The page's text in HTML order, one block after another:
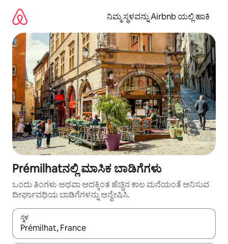
ಹೋಗಿ
ನಿಮ್ಮ ಸ್ಥಳವನ್ನು Airbnb ಯಲ್ಲಿ ಹಾಕಿ
Prémilhatನಲ್ಲಿ ಮಾಸಿಕ ಬಾಡಿಗೆಗಳು
ಒಂದು ತಿಂಗಳು ಅಥವಾ ಅದಕ್ಕಿಂತ ಹೆಚ್ಚಿನ ಕಾಲ ಮನೆಯಂತೆ ಅನಿಸುವ
ದೀರ್ಘಾವಧಿಯ ಬಾಡಿಗೆಗಳನ್ನು ಅನ್ವೇಷಿಸಿ.
ಸ್ಥಳ
ಫಲಿತಾಂಶಗಳು ಲಭ್ಯವಿರುವಾಗ, ಅಪ್ ಮತ್ತು ಡೌನ್ ಬಾಣದ ಕೀಲಿಗಳೊಂದಿಗೆ